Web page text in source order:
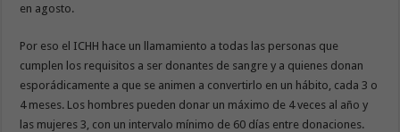
en agosto.
Por eso el ICHH hace un llamamiento a todas las personas que
cumplen los requisitos a ser donantes de sangre y a quienes donan
esporádicamente a que se animen a convertirlo en un hábito, cada 3 o
4 meses. Los hombres pueden donar un máximo de 4 veces al año y
las mujeres 3, con un intervalo mínimo de 60 días entre donaciones.